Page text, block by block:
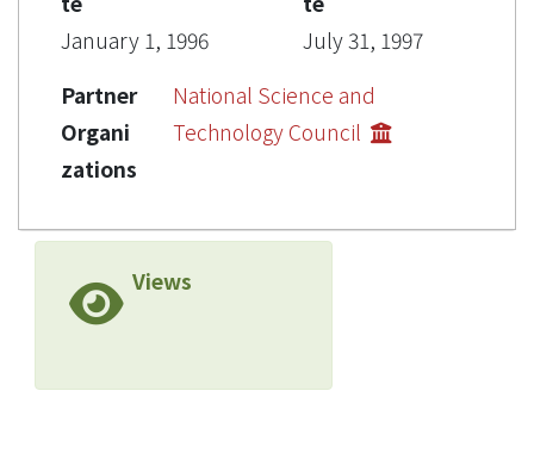
January 1, 1996
July 31, 1997
Partner
Organi
zations
National Science and
Technology Council
Views